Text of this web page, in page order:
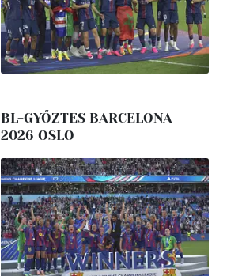
BL-GYŐZTES BARCELONA
2026 OSLO